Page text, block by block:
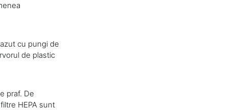
cu pungi de
de plastic
praf. De
HEPA sunt